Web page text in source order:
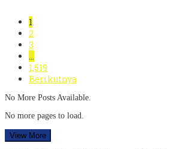
1
2
3
…
1,519
Berikutnya
No More Posts Available.
No more pages to load.
View More